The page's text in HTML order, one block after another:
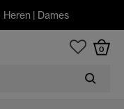
Heren | Dames
0